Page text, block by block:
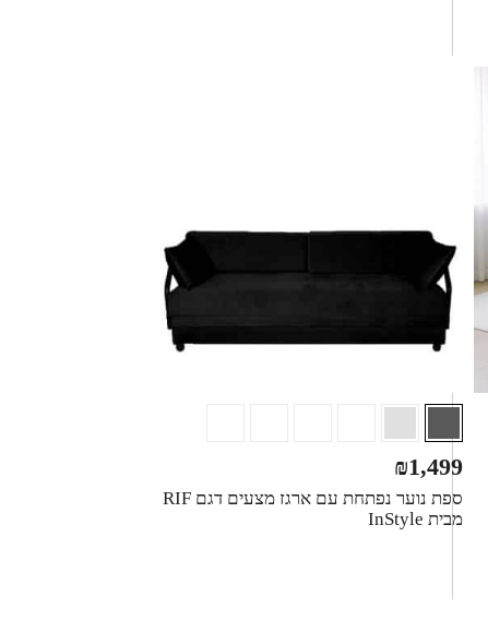
ספת נוער נפתחת עם ארגז מצעים דגם RIF
מבית InStyle
₪1,499